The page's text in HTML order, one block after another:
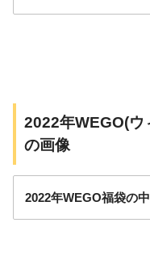
2022年WEGO(ウ
の画像
2022年WEGO福袋の